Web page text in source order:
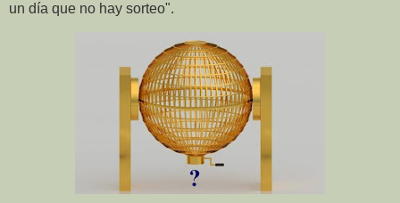
un día que no hay sorteo".